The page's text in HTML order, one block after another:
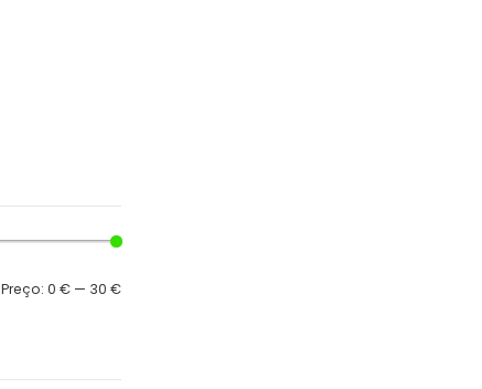
Preço
Preço
Preço:0 € — 30 €